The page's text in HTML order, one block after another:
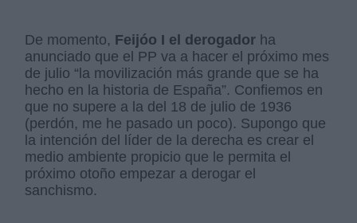
De momento, Feijóo I el derogador ha
anunciado que el PP va a hacer el próximo mes
de julio “la movilización más grande que se ha
hecho en la historia de España”. Confiemos en
que no supere a la del 18 de julio de 1936
(perdón, me he pasado un poco). Supongo que
la intención del líder de la derecha es crear el
medio ambiente propicio que le permita el
próximo otoño empezar a derogar el
sanchismo.